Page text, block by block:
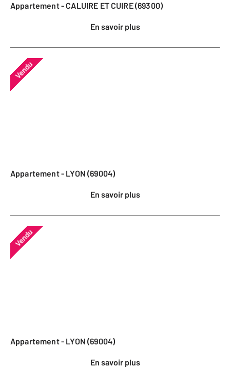
Appartement - CALUIRE ET CUIRE (69300)
En savoir plus
Vendu
Appartement - LYON (69004)
En savoir plus
Vendu
Appartement - LYON (69004)
En savoir plus